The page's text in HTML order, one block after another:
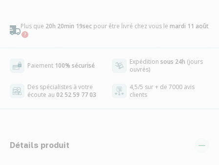
Plus que 20h 20min 18sec pour être livré chez vous le mardi 11 août
Paiement 100% sécurisé Expédition sous 24h (jours
ouvrés)
Des spécialistes à votre
écoute au 02 52 59 77 03
4,5/5 sur + de 7000 avis
clients
Détails produit